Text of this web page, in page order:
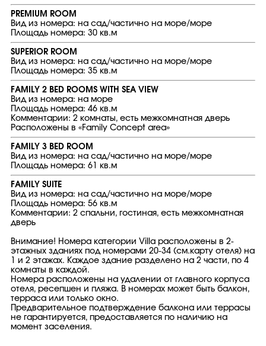
PREMIUM ROOM
Вид из номера: на сад/частично на море/море
Площадь номера: 30 кв.м
SUPERIOR ROOM
Вид из номера: на сад/частично на море/море
Площадь номера: 35 кв.м
FAMILY 2 BED ROOMS WITH SEA VIEW
Вид из номера: на море
Площадь номера: 46 кв.м
Комментарии: 2 комнаты, есть межкомнатная дверь
Расположены в «Family Concept area»
FAMILY 3 BED ROOM
Вид из номера: на сад/частично на море/море
Площадь номера: 61 кв.м
FAMILY SUITE
Вид из номера: на сад/частично на море/море
Площадь номера: 56 кв.м
Комментарии: 2 спальни, гостиная, есть межкомнатная
дверь
Внимание! Номера категории Villa расположены в 2-
этажных зданиях под номерами 20-34 (см.карту отеля) на
1 и 2 этажах. Каждое здание разделено на 2 части, по 4
комнаты в каждой.
Номера расположены на удалении от главного корпуса
отеля, ресепшен и пляжа. В номерах может быть балкон,
терраса или только окно.
Предварительное подтверждение балкона или террасы
не гарантируется, предоставляется по наличию на
момент заселения.